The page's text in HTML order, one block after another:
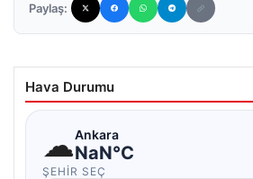
Paylaş:
Hava Durumu
☁Ankara
NaN°C
ŞEHIR SEÇ